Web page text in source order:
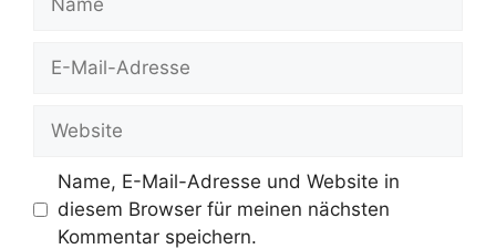
Mail-
Name, E-Mail-Adresse und Website in
diesem Browser für meinen nächsten
Kommentar speichern.